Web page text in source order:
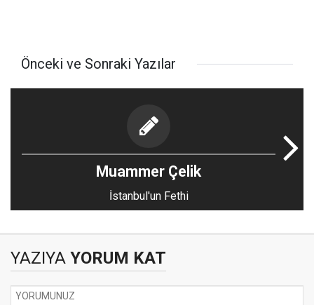
Önceki ve Sonraki Yazılar
Muammer Çelik
İstanbul'un Fethi
YAZIYA YORUM KAT